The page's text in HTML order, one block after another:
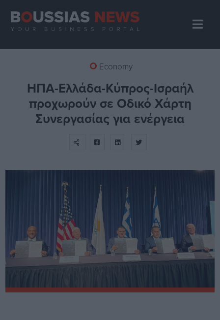
Economy
ΗΠΑ-Ελλάδα-Κύπρος-Ισραήλ
προχωρούν σε Οδικό Χάρτη
Συνεργασίας για ενέργεια